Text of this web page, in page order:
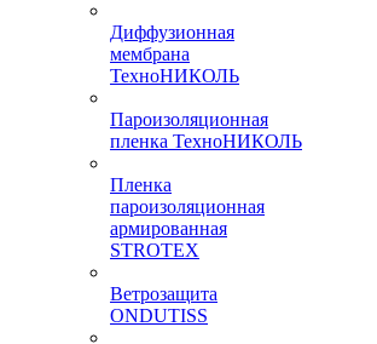
Диффузионная
мембрана
ТехноНИКОЛЬ
Пароизоляционная
пленка ТехноНИКОЛЬ
Пленка
пароизоляционная
армированная
STROTEX
Ветрозащита
ONDUTISS